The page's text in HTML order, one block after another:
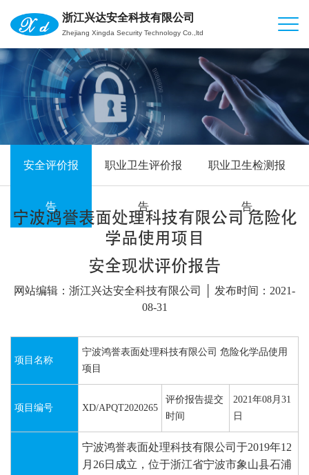
浙江兴达安全科技有限公司
Zhejiang Xingda Security Technology Co.,ltd
安全评价报
告
职业卫生评价报
告
职业卫生检测报
告
宁波鸿誉表面处理科技有限公司 危险化
学品使用项目
安全现状评价报告
网站编辑：浙江兴达安全科技有限公司 │ 发布时间：2021-
08-31
项目名称
宁波鸿誉表面处理科技有限公司 危险化学品使用
项目
项目编号 XD/APQT2020265
评价报告提交
时间
2021年08月31
日
宁波鸿誉表面处理科技有限公司 于2019年12
月 26日成立，位于浙江省宁波市象山县石浦